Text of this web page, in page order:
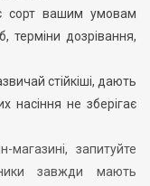
сорт вашим умовам
терміни дозрівання,
стійкіші, дають
насіння не зберігає
запитуйте
завжди мають